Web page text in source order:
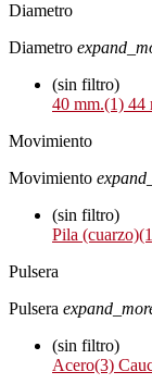
Diametro
Diametro
(sin filtro)
40 mm.(1) 44
Movimiento
Movimiento
(sin filtro)
Pila (cuarzo)
Pulsera
Pulsera
(sin filtro)
Acero(3)